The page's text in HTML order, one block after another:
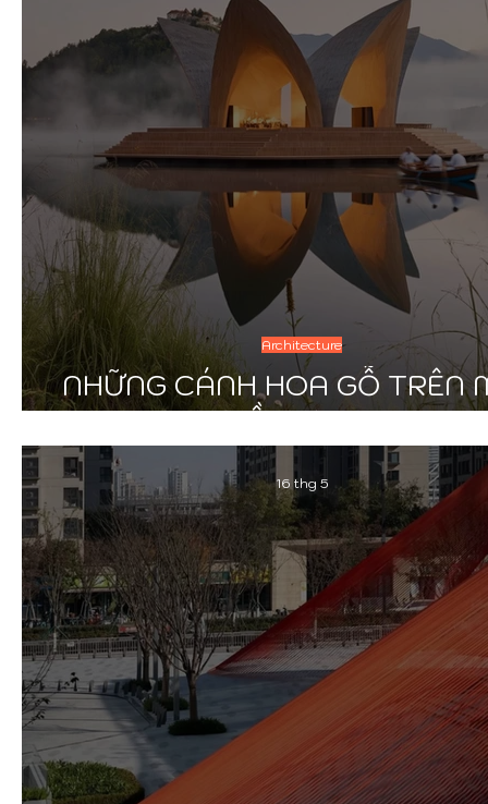
NHỮNG CÁNH HOA GỖ TRÊN
HỒ SƯƠNG
Architecture
16 thg 5